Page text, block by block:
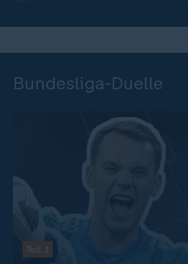
Bundesliga-Duelle
Teil 1